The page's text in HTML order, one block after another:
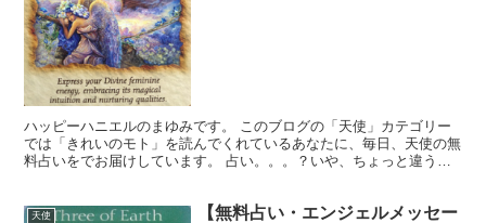
ハッピーハニエルのまゆみです。 このブログの「天使」カテゴリー
では「きれいのモト」を読んでくれているあなたに、毎日、天使の無
料占いをでお届けしています。 占い。。。？いや、ちょっと違うか
天使
【無料占い・エンジェルメッセー